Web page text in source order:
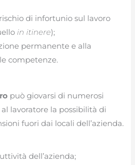
di infortunio sul lavoro
in itinere);
permanente e alla
competenze.
può giovarsi di numerosi
lavoratore la possibilità di
fuori dai locali dell’azienda.
dell’azienda;